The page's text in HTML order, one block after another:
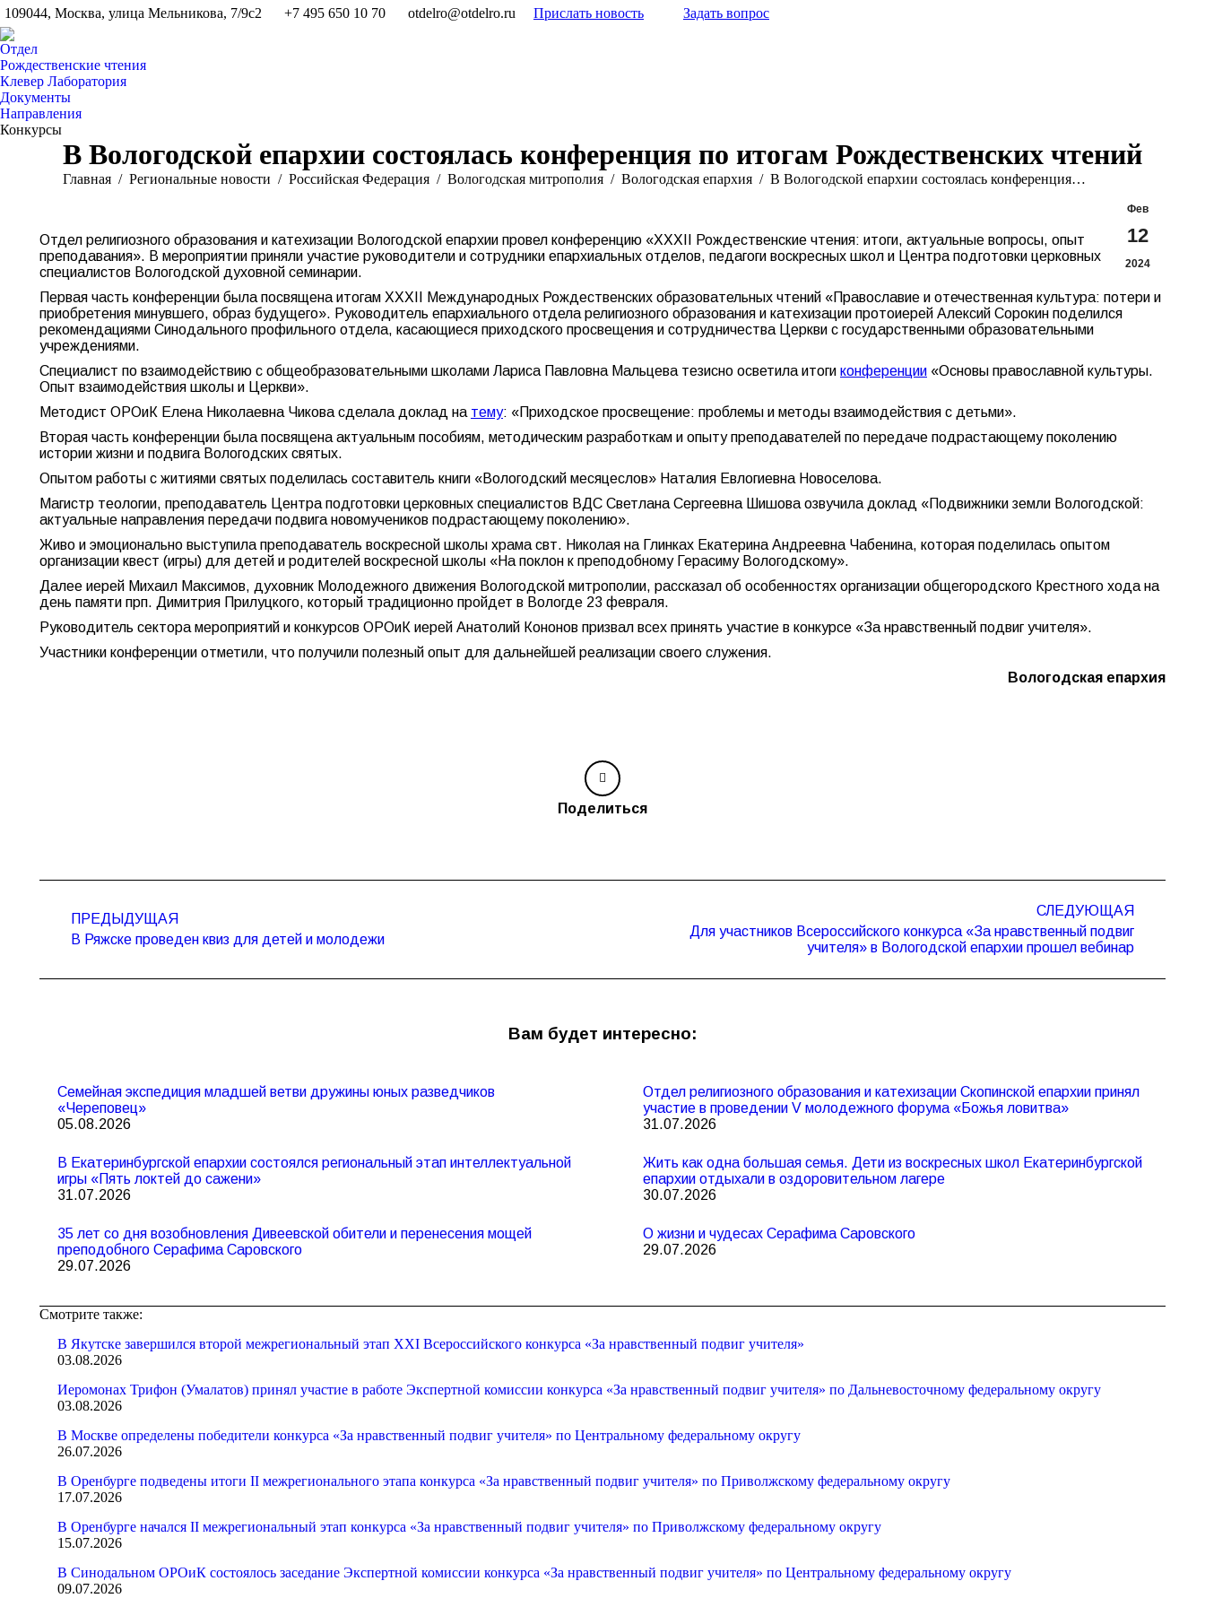
109044, Москва, улица Мельникова, 7/9с2 +7 495 650 10 70 otdelro@otdelro.ru Прислать новость Задать вопрос
Отдел
Рождественские чтения
Клевер Лаборатория
Документы
Направления
Конкурсы
В Вологодской епархии состоялась конференция по итогам Рождественских чтений
Вы здесь:
Главная Pегиональные новости Российская Федерация Вологодская митрополия Вологодская епархия В Вологодской епархии состоялась конференция…
Фев
12
2024
Отдел религиозного образования и катехизации Вологодской епархии провел конференцию «XXXII Рождественские чтения: итоги, актуальные вопросы, опыт
преподавания». В мероприятии приняли участие руководители и сотрудники епархиальных отделов, педагоги воскресных школ и Центра подготовки церковных
специалистов Вологодской духовной семинарии.
Первая часть конференции была посвящена итогам XXXII Международных Рождественских образовательных чтений «Православие и отечественная культура: потери и
приобретения минувшего, образ будущего». Руководитель епархиального отдела религиозного образования и катехизации протоиерей Алексий Сорокин поделился
рекомендациями Синодального профильного отдела, касающиеся приходского просвещения и сотрудничества Церкви с государственными образовательными
учреждениями.
Специалист по взаимодействию с общеобразовательными школами Лариса Павловна Мальцева тезисно осветила итоги конференции «Основы православной культуры.
Опыт взаимодействия школы и Церкви».
Методист ОРОиК Елена Николаевна Чикова сделала доклад на тему: «Приходское просвещение: проблемы и методы взаимодействия с детьми».
Вторая часть конференции была посвящена актуальным пособиям, методическим разработкам и опыту преподавателей по передаче подрастающему поколению
истории жизни и подвига Вологодских святых.
Опытом работы с житиями святых поделилась составитель книги «Вологодский месяцеслов» Наталия Евлогиевна Новоселова.
Магистр теологии, преподаватель Центра подготовки церковных специалистов ВДС Светлана Сергеевна Шишова озвучила доклад «Подвижники земли Вологодской:
актуальные направления передачи подвига новомучеников подрастающему поколению».
Живо и эмоционально выступила преподаватель воскресной школы храма свт. Николая на Глинках Екатерина Андреевна Чабенина, которая поделилась опытом
организации квест (игры) для детей и родителей воскресной школы «На поклон к преподобному Герасиму Вологодскому».
Далее иерей Михаил Максимов, духовник Молодежного движения Вологодской митрополии, рассказал об особенностях организации общегородского Крестного хода на
день памяти прп. Димитрия Прилуцкого, который традиционно пройдет в Вологде 23 февраля.
Руководитель сектора мероприятий и конкурсов ОРОиК иерей Анатолий Кононов призвал всех принять участие в конкурсе «За нравственный подвиг учителя».
Участники конференции отметили, что получили полезный опыт для дальнейшей реализации своего служения.
Вологодская епархия
Поделиться
записям
ПРЕДЫДУЩАЯ
Предыдущая
В Ряжске проведен квиз для детей и молодежи
СЛЕДУЮЩАЯ
СледующаяДля участников Всероссийского конкурса «За нравственный подвиг
учителя» в Вологодской епархии прошел вебинар
Вам будет интересно:
Семейная экспедиция младшей ветви дружины юных разведчиков
«Череповец»
05.08.2026
Отдел религиозного образования и катехизации Скопинской епархии принял
участие в проведении V молодежного форума «Божья ловитва»
31.07.2026
В Екатеринбургской епархии состоялся региональный этап интеллектуальной
игры «Пять локтей до сажени»
31.07.2026
Жить как одна большая семья. Дети из воскресных школ Екатеринбургской
епархии отдыхали в оздоровительном лагере
30.07.2026
35 лет со дня возобновления Дивеевской обители и перенесения мощей
преподобного Серафима Саровского
29.07.2026
О жизни и чудесах Серафима Саровского
29.07.2026
Смотрите также:
В Якутске завершился второй межрегиональный этап XXI Всероссийского конкурса «За нравственный подвиг учителя»
03.08.2026
Иеромонах Трифон (Умалатов) принял участие в работе Экспертной комиссии конкурса «За нравственный подвиг учителя» по Дальневосточному федеральному округу
03.08.2026
В Москве определены победители конкурса «За нравственный подвиг учителя» по Центральному федеральному округу
26.07.2026
В Оренбурге подведены итоги II межрегионального этапа конкурса «За нравственный подвиг учителя» по Приволжскому федеральному округу
17.07.2026
В Оренбурге начался II межрегиональный этап конкурса «За нравственный подвиг учителя» по Приволжскому федеральному округу
15.07.2026
В Синодальном ОРОиК состоялось заседание Экспертной комиссии конкурса «За нравственный подвиг учителя» по Центральному федеральному округу
09.07.2026